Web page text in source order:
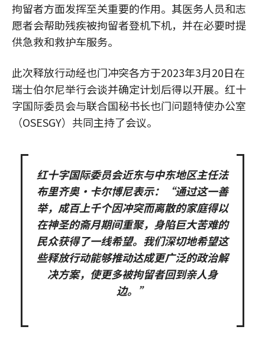
拘留者方面发挥至关重要的作用。其医务人员和志
愿者会帮助残疾被拘留者登机下机，并在必要时提
供急救和救护车服务。
此次释放行动经也门冲突各方于2023年3月20日在
瑞士伯尔尼举行会谈并确定计划后得以开展。红十
字国际委员会与联合国秘书长也门问题特使办公室
（OSESGY）共同主持了会议。
红十字国际委员会近东与中东地区主任法
布里齐奥·卡尔博尼表示：“通过这一善
举，成百上千个因冲突而离散的家庭得以
在神圣的斋月期间重聚，身陷巨大苦难的
民众获得了一线希望。我们深切地希望这
些释放行动能够推动达成更广泛的政治解
决方案，使更多被拘留者回到亲人身
边。”